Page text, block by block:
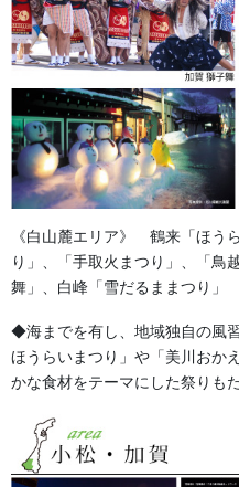
《白山麓エリア》 鶴来「ほう
り」、「手取火まつり」、「鳥
舞」、白峰「雪だるままつり」
◆海までを有し、地域独自の風
ほうらいまつり」や「美川おか
かな食材をテーマにした祭りも